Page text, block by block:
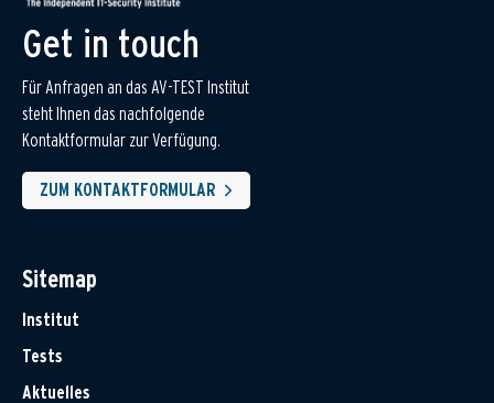
Get in touch
Für Anfragen an das AV-TEST Institut
steht Ihnen das nachfolgende
Kontaktformular zur Verfügung.
ZUM KONTAKTFORMULAR
Sitemap
Institut
Tests
Aktuelles